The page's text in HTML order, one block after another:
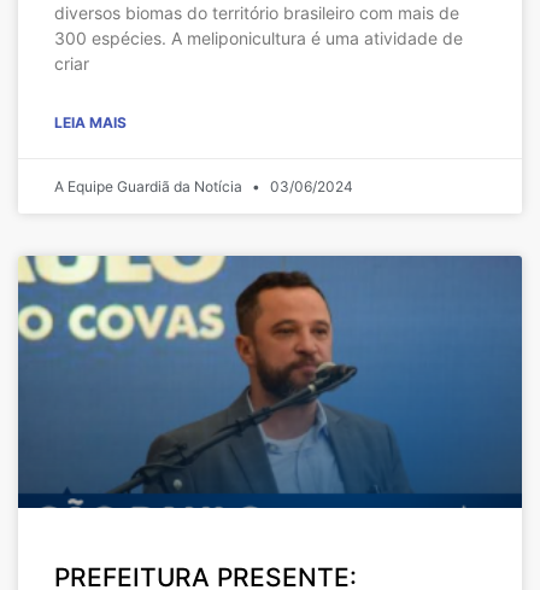
diversos biomas do território brasileiro com mais de
300 espécies. A meliponicultura é uma atividade de
criar
LEIA MAIS
A Equipe Guardiã da Notícia 03/06/2024
PREFEITURA PRESENTE: